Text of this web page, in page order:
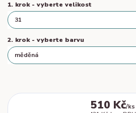
1. krok - vyberte velikost
2. krok - vyberte barvu
510 Kč/ks